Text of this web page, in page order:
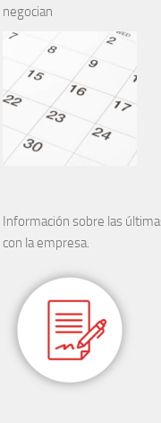
negocian
Información sobre las
con la empresa.